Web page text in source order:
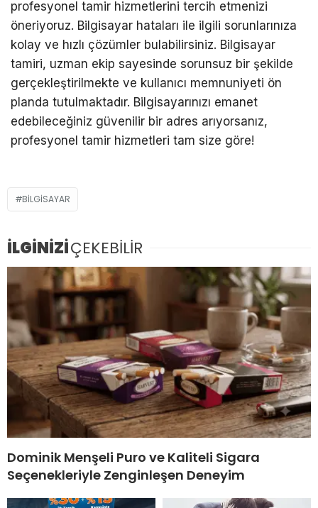
profesyonel tamir hizmetlerini tercih etmenizi
öneriyoruz. Bilgisayar hataları ile ilgili sorunlarınıza
kolay ve hızlı çözümler bulabilirsiniz. Bilgisayar
tamiri, uzman ekip sayesinde sorunsuz bir şekilde
gerçekleştirilmekte ve kullanıcı memnuniyeti ön
planda tutulmaktadır. Bilgisayarınızı emanet
edebileceğiniz güvenilir bir adres arıyorsanız,
profesyonel tamir hizmetleri tam size göre!
BILGISAYAR
İLGİNİZİÇEKEBİLİR
Dominik Menşeli Puro ve Kaliteli Sigara
Seçenekleriyle Zenginleşen Deneyim